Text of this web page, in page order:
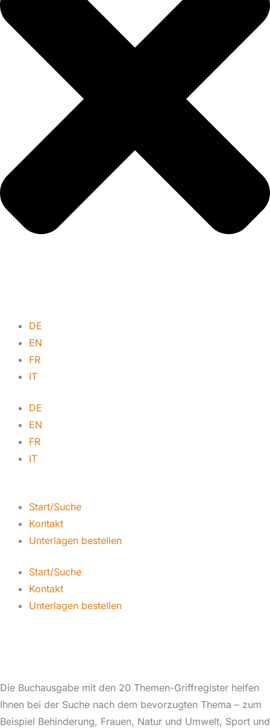
DE
EN
FR
IT
DE
EN
FR
IT
Start/Suche
Kontakt
Unterlagen bestellen
Start/Suche
Kontakt
Unterlagen bestellen
Die Buchausgabe mit den 20 Themen-Griffregister helfen
Ihnen bei der Suche nach dem bevorzugten Thema – zum
Beispiel Behinderung, Frauen, Natur und Umwelt, Sport und